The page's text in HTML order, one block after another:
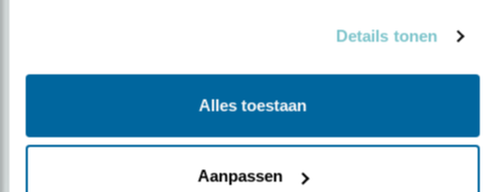
Details tonen
Alles toestaan
Aanpassen
Op de hoogte blijven?